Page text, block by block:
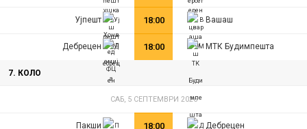
Ујпешт 18:00 Вашаш
Дебрецен 18:00 МТК Будимпешта
7. КОЛО
САБ, 5 СЕПТЕМВРИ 2026
Пакши 18:00 Дебрецен